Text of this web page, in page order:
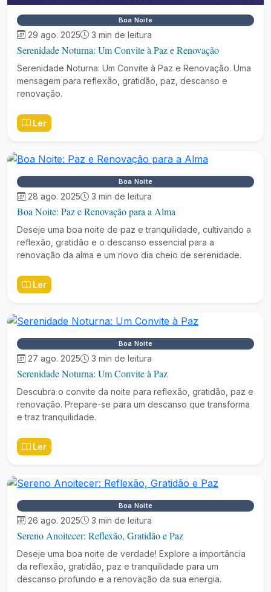
Boa Noite
29 ago. 2025 3 min de leitura
Serenidade Noturna: Um Convite à Paz e Renovação
Serenidade Noturna: Um Convite à Paz e Renovação. Uma
mensagem para reflexão, gratidão, paz, descanso e
renovação.
Ler
Boa Noite
28 ago. 2025 3 min de leitura
Boa Noite: Paz e Renovação para a Alma
Deseje uma boa noite de paz e tranquilidade, cultivando a
reflexão, gratidão e o descanso essencial para a
renovação da alma e um novo dia cheio de serenidade.
Ler
Boa Noite
27 ago. 2025 3 min de leitura
Serenidade Noturna: Um Convite à Paz
Descubra o convite da noite para reflexão, gratidão, paz e
renovação. Prepare-se para um descanso que transforma
e traz tranquilidade.
Ler
Boa Noite
26 ago. 2025 3 min de leitura
Sereno Anoitecer: Reflexão, Gratidão e Paz
Deseje uma boa noite de verdade! Explore a importância
da reflexão, gratidão, paz e tranquilidade para um
descanso profundo e a renovação da sua energia.